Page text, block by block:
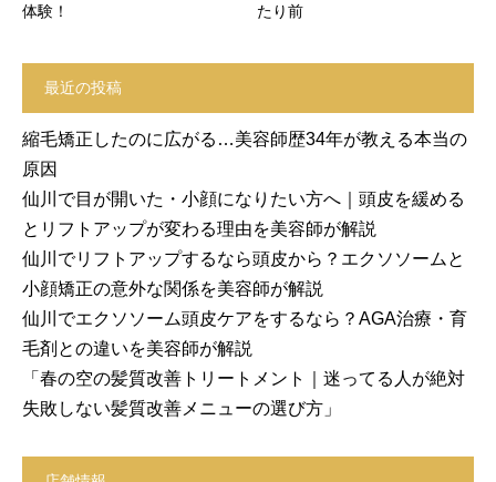
体験！
たり前
最近の投稿
縮毛矯正したのに広がる…美容師歴34年が教える本当の
原因
仙川で目が開いた・小顔になりたい方へ｜頭皮を緩める
とリフトアップが変わる理由を美容師が解説
仙川でリフトアップするなら頭皮から？エクソソームと
小顔矯正の意外な関係を美容師が解説
仙川でエクソソーム頭皮ケアをするなら？AGA治療・育
毛剤との違いを美容師が解説
「春の空の髪質改善トリートメント｜迷ってる人が絶対
失敗しない髪質改善メニューの選び方」